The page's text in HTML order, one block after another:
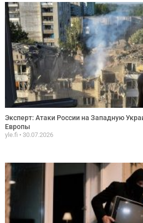
Эксперт: Атаки России на Западную
Европы
yle.fi 30.07.2026